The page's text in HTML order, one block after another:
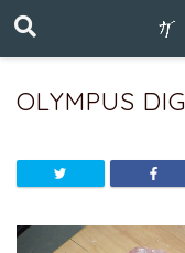
OLYMPUS